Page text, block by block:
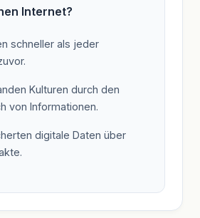
Internet?
schneller als jeder
Kulturen durch den
von Informationen.
digitale Daten über